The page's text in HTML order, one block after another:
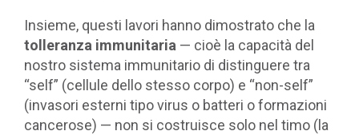
Insieme, questi lavori hanno dimostrato che la
tolleranza immunitaria — cioè la capacità del
nostro sistema immunitario di distinguere tra
“self” (cellule dello stesso corpo) e “non-self”
(invasori esterni tipo virus o batteri o formazioni
cancerose) — non si costruisce solo nel timo (la